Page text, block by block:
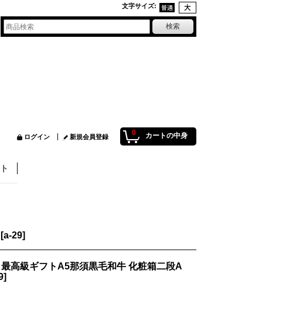
文字サイズ:
0 カートの中身
ログイン 新規会員登録
[a-29]
最高級ギフトA5那須黒毛和牛 化粧箱二段A
]